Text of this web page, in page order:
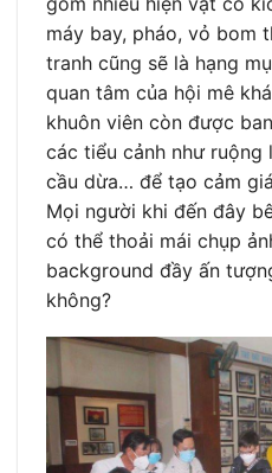
máy bay, pháo, vỏ bom
tranh cũng sẽ là hạng
quan tâm của hội mê
khuôn viên còn được
các tiểu cảnh như ruộng
cầu dừa… để tạo cảm
Mọi người khi đến đây
có thể thoải mái chụp
background đầy ấn
không?